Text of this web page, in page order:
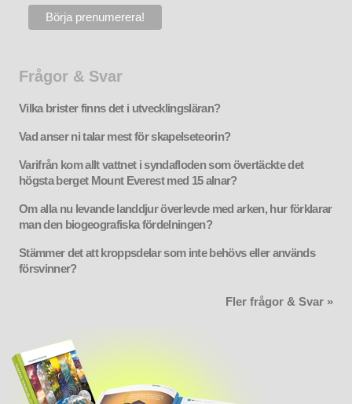
Frågor & Svar
Vilka brister finns det i utvecklingsläran?
Vad anser ni talar mest för skapelseteorin?
Varifrån kom allt vattnet i syndafloden som övertäckte det
högsta berget Mount Everest med 15 alnar?
Om alla nu levande landdjur överlevde med arken, hur förklarar
man den biogeografiska fördelningen?
Stämmer det att kroppsdelar som inte behövs eller används
försvinner?
Fler frågor & Svar »